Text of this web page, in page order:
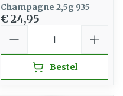
Champagne 2,5g 935
€ 24,95
Bestel